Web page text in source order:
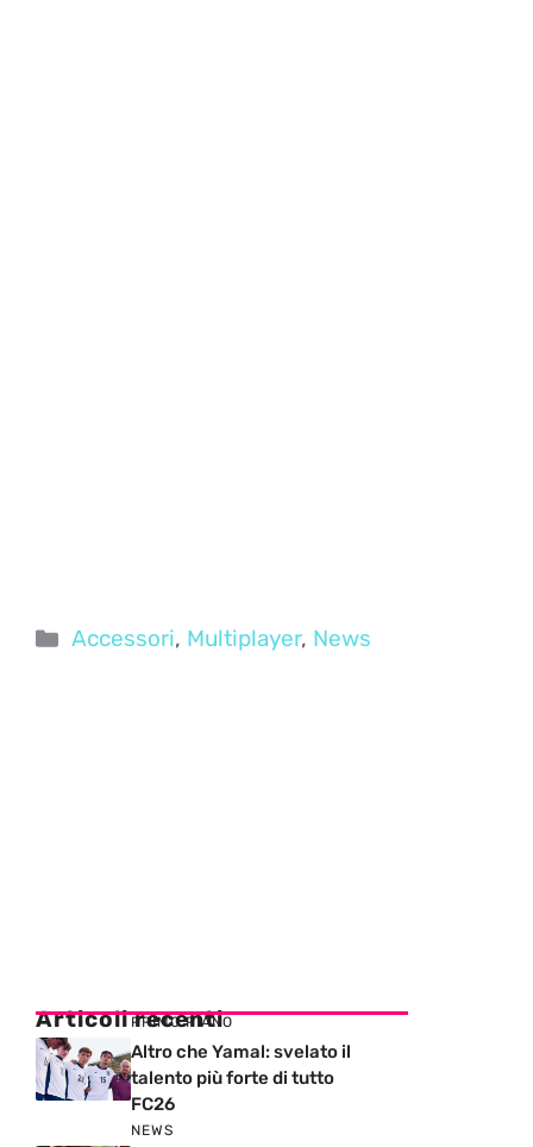
Categorie
Accessori, Multiplayer, News
Articoli recenti
PRIMO PIANO
Altro che Yamal: svelato il
talento più forte di tutto
FC26
NEWS